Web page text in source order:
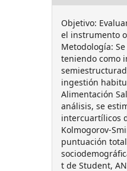
Objetivo:
el instrumento
Metodología:
teniendo como
ingestión
Alimentación
análisis, se
intercuartílicos
Kolmogorov-
puntuación
t de Student,